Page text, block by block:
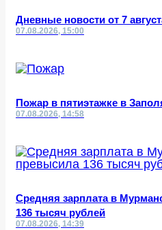
Дневные новости от 7
07.08.2026, 15:00
Пожар в пятиэтажке в
07.08.2026, 14:58
Средняя зарплата в
136 тысяч рублей
07.08.2026, 14:39